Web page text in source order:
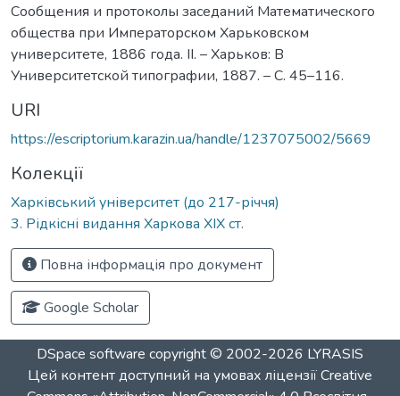
Сообщения и протоколы заседаний Математического
общества при Императорском Харьковском
университете, 1886 года. ІІ. – Харьков: В
Университетской типографии, 1887. – С. 45–116.
URI
https://escriptorium.karazin.ua/handle/1237075002/5669
Колекції
Харківський університет (до 217-річчя)
3. Рідкісні видання Харкова ХІХ ст.
Повна інформація про документ
Google Scholar
DSpace software copyright © 2002-2026 LYRASIS
Цей контент доступний на умовах ліцензіїCreative